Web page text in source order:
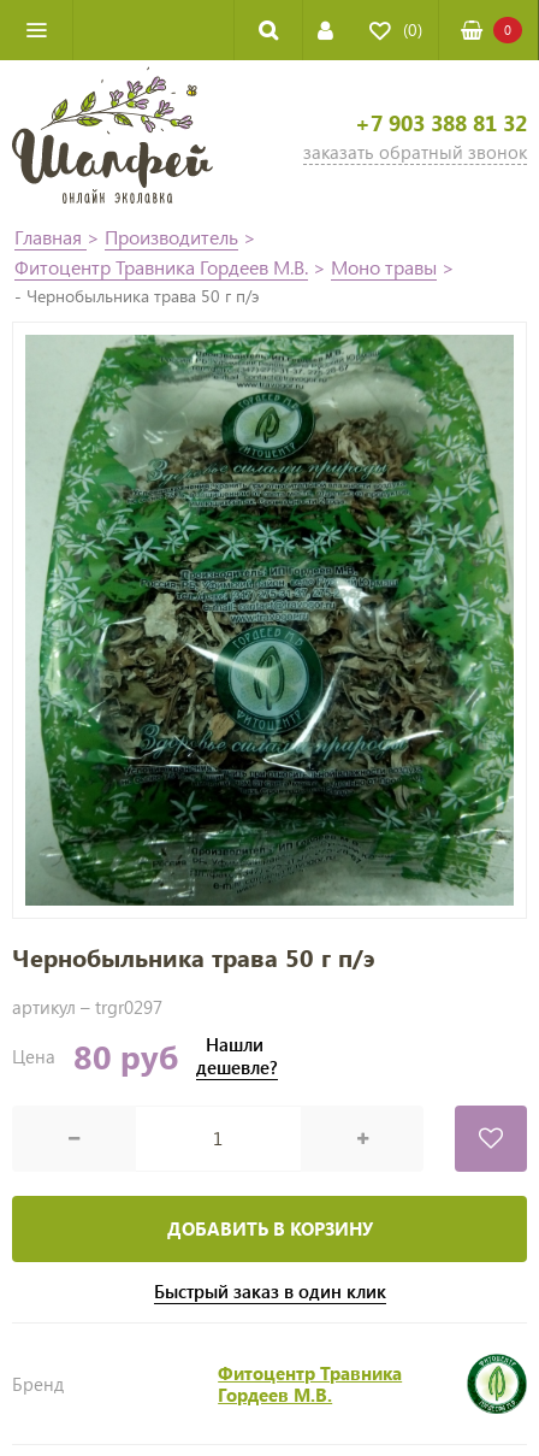
(0) 0
+7 903 388 81 32
заказать обратный звонок
Главная > Производитель >
Фитоцентр Травника Гордеев М.В. > Моно травы >
- Чернобыльника трава 50 г п/э
Чернобыльника трава 50 г п/э
артикул – trgr0297
Цена 80 руб
Нашли
дешевле?
ДОБАВИТЬ В КОРЗИНУ
Быстрый заказ в один клик
Бренд
Фитоцентр Травника
Гордеев М.В.